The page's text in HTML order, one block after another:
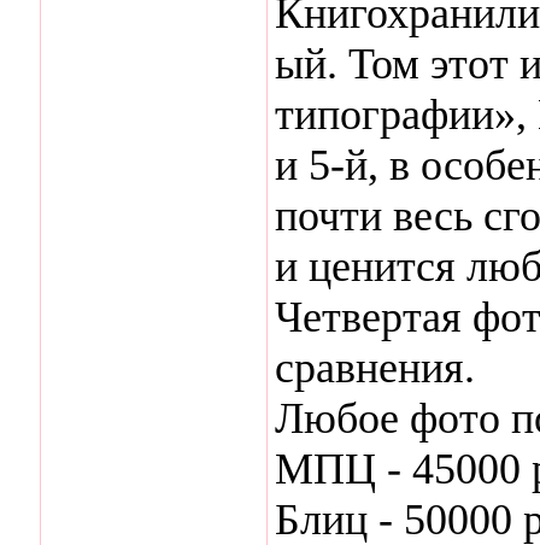
ый. Том этот
и 5-й, в
почти весь
и ценится
Четвертая
сравнения.
Любое фото
МПЦ - 45000
Блиц - 50000